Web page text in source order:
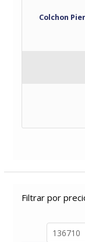
Colchon
Filtrar por
Precio